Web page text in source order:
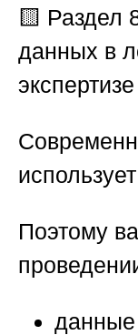
🟨 Раздел
данных в
экспертизе
Поэтому
данные